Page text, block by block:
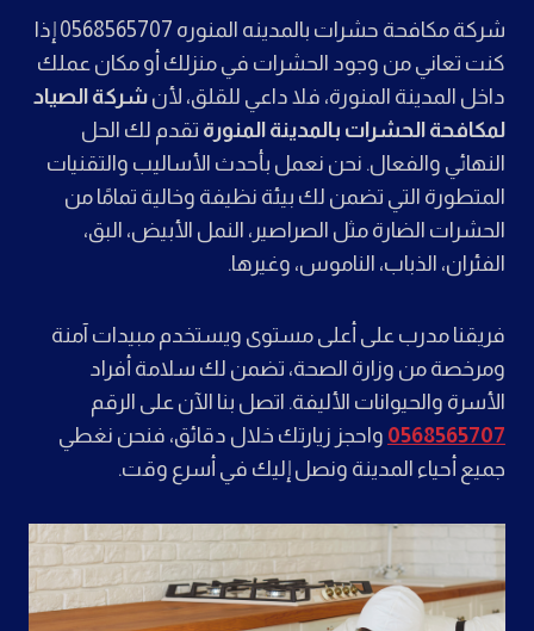
شركة مكافحة حشرات بالمدينه المنوره 0568565707 إذا
كنت تعاني من وجود الحشرات في منزلك أو مكان عملك
داخل المدينة المنورة، فلا داعي للقلق، لأن شركة الصياد
لمكافحة الحشرات بالمدينة المنورة تقدم لك الحل
النهائي والفعال. نحن نعمل بأحدث الأساليب والتقنيات
المتطورة التي تضمن لك بيئة نظيفة وخالية تمامًا من
الحشرات الضارة مثل الصراصير، النمل الأبيض، البق،
الفئران، الذباب، الناموس، وغيرها.
فريقنا مدرب على أعلى مستوى ويستخدم مبيدات آمنة
ومرخصة من وزارة الصحة، تضمن لك سلامة أفراد
الأسرة والحيوانات الأليفة. اتصل بنا الآن على الرقم
0568565707 واحجز زيارتك خلال دقائق، فنحن نغطي
جميع أحياء المدينة ونصل إليك في أسرع وقت.